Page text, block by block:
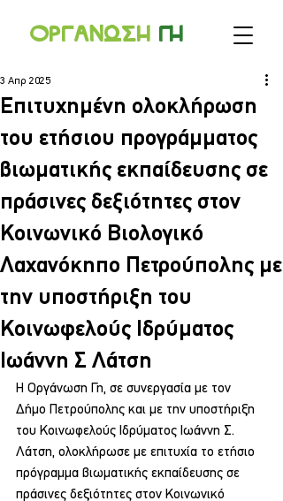
Οργανωση γη
Επιτυχημένη ολοκλήρωση
του ετήσιου προγράμματος
βιωματικής εκπαίδευσης σε
πράσινες δεξιότητες στον
Κοινωνικό Βιολογικό
Λαχανόκηπο Πετρούπολης με
την υποστήριξη του
Κοινωφελούς Ιδρύματος
Ιωάννη Σ Λάτση
3 Απρ 2025
Η Οργάνωση Γη, σε συνεργασία με τον
Δήμο Πετρούπολης και με την υποστήριξη
του Κοινωφελούς Ιδρύματος Ιωάννη Σ.
Λάτση, ολοκλήρωσε με επιτυχία το ετήσιο
πρόγραμμα βιωματικής εκπαίδευσης σε
πράσινες δεξιότητες στον Κοινωνικό